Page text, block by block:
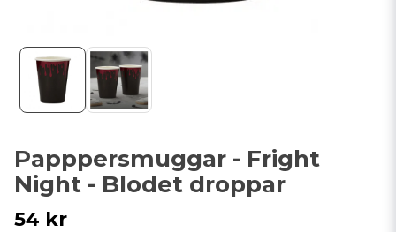
Papppersmuggar - Fright
Night - Blodet droppar
54 kr